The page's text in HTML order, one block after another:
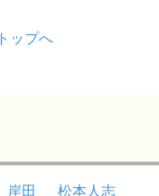
ップへ
岸田
松本人志